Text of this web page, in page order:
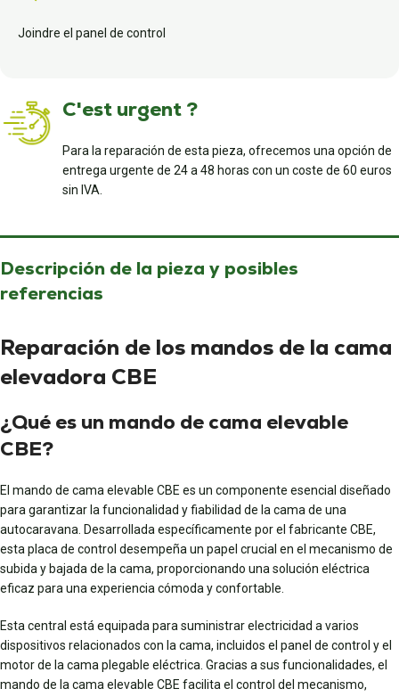
Joindre el panel de control
C'est urgent ?
Para la reparación de esta pieza, ofrecemos una opción de
entrega urgente de 24 a 48 horas con un coste de 60 euros
sin IVA.
Descripción de la pieza y posibles
referencias
Reparación de los mandos de la cama
elevadora CBE
¿Qué es un mando de cama elevable
CBE?
El mando de cama elevable CBE es un componente esencial diseñado
para garantizar la funcionalidad y fiabilidad de la cama de una
autocaravana. Desarrollada específicamente por el fabricante CBE,
esta placa de control desempeña un papel crucial en el mecanismo de
subida y bajada de la cama, proporcionando una solución eléctrica
eficaz para una experiencia cómoda y confortable.
Esta central está equipada para suministrar electricidad a varios
dispositivos relacionados con la cama, incluidos el panel de control y el
motor de la cama plegable eléctrica. Gracias a sus funcionalidades, el
mando de la cama elevable CBE facilita el control del mecanismo,